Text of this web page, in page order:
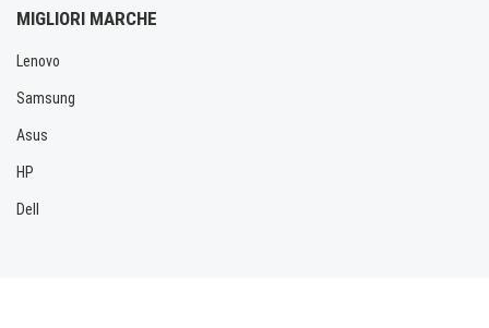
MIGLIORI MARCHE
Lenovo
Samsung
Asus
HP
Dell